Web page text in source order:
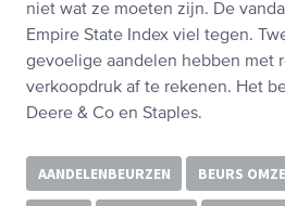
niet wat ze moeten zijn. De
Empire State Index viel tegen.
gevoelige aandelen hebben met
verkoopdruk af te rekenen. Het
Deere & Co en Staples.
AANDELENBEURZEN BEURS